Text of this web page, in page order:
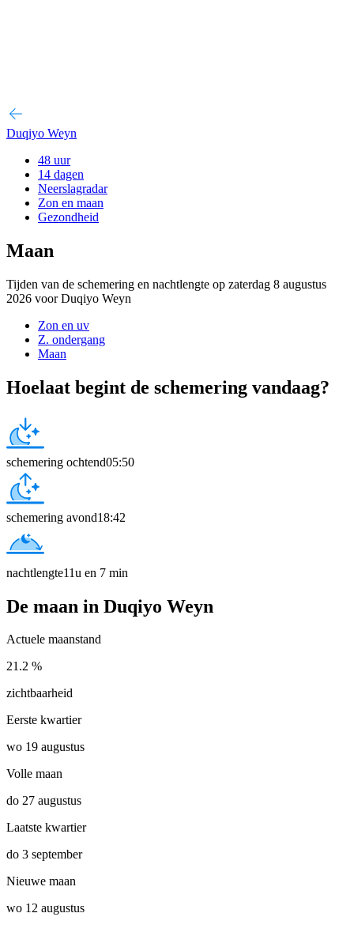
Duqiyo Weyn
48 uur
14 dagen
Neerslagradar
Zon en maan
Gezondheid
Maan
Tijden van de schemering en nachtlengte op zaterdag 8 augustus
2026 voor Duqiyo Weyn
Zon en uv
Z. ondergang
Maan
Hoelaat begint de schemering vandaag?
schemering ochtend05:50
schemering avond18:42
nachtlengte11u en 7 min
De maan in Duqiyo Weyn
Actuele maanstand
21.2 %
zichtbaarheid
Eerste kwartier
wo 19 augustus
Volle maan
do 27 augustus
Laatste kwartier
do 3 september
Nieuwe maan
wo 12 augustus